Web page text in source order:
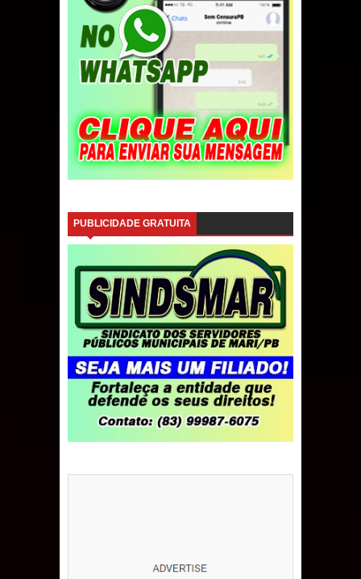
PUBLICIDADE GRATUITA